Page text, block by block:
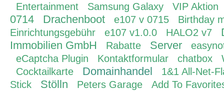
Entertainment
Samsung Galaxy VIP Aktion
0714 Drachenboot e107 v 0715
Birthday
Einrichtungsgebühr
e107 v1.0.0 HALO2 v7
Immobilien GmbH
Rabatte Server
eCaptcha Plugin
Kontaktformular chatbox
Cocktailkarte
Domainhandel
1&1 All-Net-
Stick
Stölln Peters Garage
Add To